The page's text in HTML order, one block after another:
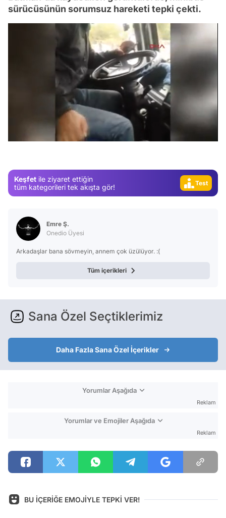
sürücüsünün sorumsuz hareketi tepki çekti.
Keşfet ile ziyaret ettiğin
tüm kategorileri tek akışta gör!
Video
Test
Test
Emre Ş.
Onedio Üyesi
Arkadaşlar bana sövmeyin, annem çok üzülüyor. :(
Tüm içerikleri
Sana Özel Seçtiklerimiz
Daha Fazla Sana Özel İçerikler
Yorumlar Aşağıda
Reklam
Yorumlar ve Emojiler Aşağıda
Reklam
BU İÇERİĞE EMOJİYLE TEPKİ VER!